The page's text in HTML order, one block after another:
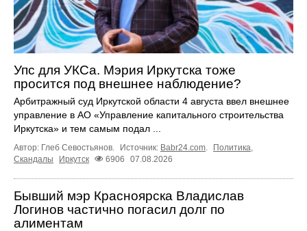
Упс для УКСа. Мэрия Иркутска тоже
просится под внешнее наблюдение?
Арбитражный суд Иркутской области 4 августа ввел внешнее
управление в АО «Управление капитального строительства
Иркутска» и тем самым подал ...
Автор: Глеб Севостьянов. Источник: Babr24.com Политика
Скандалы
Иркутск 6906 07.08.2026
Бывший мэр Красноярска Владислав
Логинов частично погасил долг по
алиментам